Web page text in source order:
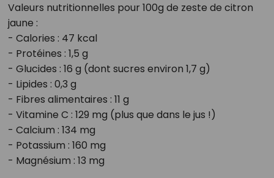
Valeurs nutritionnelles pour 100g de zeste de citron
jaune :
- Calories : 47 kcal
- Protéines : 1,5 g
- Glucides : 16 g (dont sucres environ 1,7 g)
- Lipides : 0,3 g
- Fibres alimentaires : 11 g
- Vitamine C : 129 mg (plus que dans le jus !)
- Calcium : 134 mg
- Potassium : 160 mg
- Magnésium : 13 mg